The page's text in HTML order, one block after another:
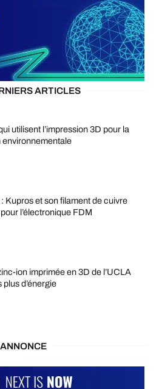
ARTICLES
utilisent l’impression 3D pour la
Kupros et son filament de cuivre
l’électronique FDM
ion imprimée en 3D de l’UCLA
d’énergie
ANNONCE